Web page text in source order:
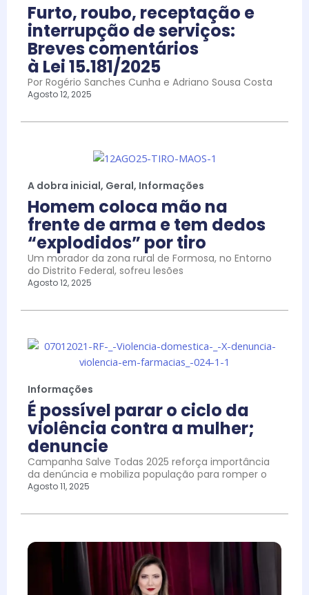
Furto, roubo, receptação e
interrupção de serviços:
Breves comentários
à Lei 15.181/2025
Por Rogério Sanches Cunha e Adriano Sousa Costa
Agosto 12, 2025
A dobra inicial, Geral, Informações
Homem coloca mão na
frente de arma e tem dedos
“explodidos” por tiro
Um morador da zona rural de Formosa, no Entorno
do Distrito Federal, sofreu lesões
Agosto 12, 2025
Informações
É possível parar o ciclo da
violência contra a mulher;
denuncie
Campanha Salve Todas 2025 reforça importância
da denúncia e mobiliza população para romper o
Agosto 11, 2025